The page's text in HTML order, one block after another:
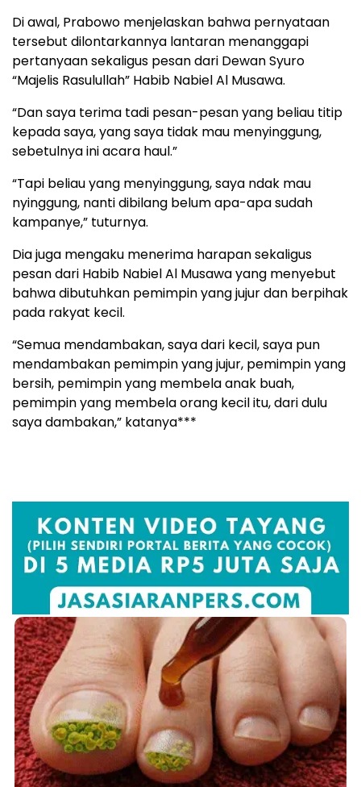
Di awal, Prabowo menjelaskan bahwa pernyataan
tersebut dilontarkannya lantaran menanggapi
pertanyaan sekaligus pesan dari Dewan Syuro
“Majelis Rasulullah” Habib Nabiel Al Musawa.
“Dan saya terima tadi pesan-pesan yang beliau titip
kepada saya, yang saya tidak mau menyinggung,
sebetulnya ini acara haul.”
“Tapi beliau yang menyinggung, saya ndak mau
nyinggung, nanti dibilang belum apa-apa sudah
kampanye,” tuturnya.
Dia juga mengaku menerima harapan sekaligus
pesan dari Habib Nabiel Al Musawa yang menyebut
bahwa dibutuhkan pemimpin yang jujur dan berpihak
pada rakyat kecil.
“Semua mendambakan, saya dari kecil, saya pun
mendambakan pemimpin yang jujur, pemimpin yang
bersih, pemimpin yang membela anak buah,
pemimpin yang membela orang kecil itu, dari dulu
saya dambakan,” katanya***